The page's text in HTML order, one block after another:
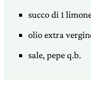
succo di 1
olio extra
sale, pepe q.b.